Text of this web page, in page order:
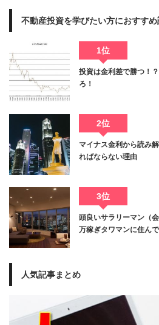
不動産投資を学びたい方におすすめ
1位
投資は金利差で勝つ！
ろ！
2位
マイナス金利から読み
ればならない理由
3位
頭良いサラリーマン（
万稼ぎタワマンに住ん
人気記事まとめ